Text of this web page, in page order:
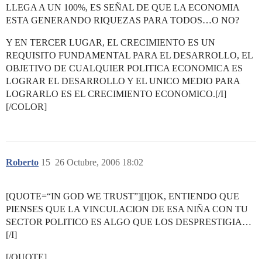
LLEGA A UN 100%, ES SEÑAL DE QUE LA ECONOMIA
ESTA GENERANDO RIQUEZAS PARA TODOS…O NO?
Y EN TERCER LUGAR, EL CRECIMIENTO ES UN
REQUISITO FUNDAMENTAL PARA EL DESARROLLO, EL
OBJETIVO DE CUALQUIER POLITICA ECONOMICA ES
LOGRAR EL DESARROLLO Y EL UNICO MEDIO PARA
LOGRARLO ES EL CRECIMIENTO ECONOMICO.[/I]
[/COLOR]
Roberto 26 Octubre, 2006 18:02
15
[QUOTE=“IN GOD WE TRUST”][I]OK, ENTIENDO QUE
PIENSES QUE LA VINCULACION DE ESA NIÑA CON TU
SECTOR POLITICO ES ALGO QUE LOS DESPRESTIGIA…
[/I]
[/QUOTE]